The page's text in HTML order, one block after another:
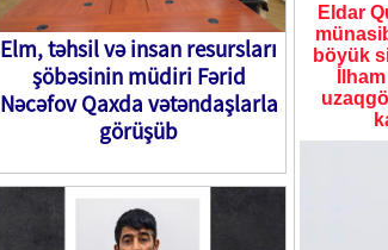
Elm, təhsil və insan resursları
şöbəsinin müdiri Fərid
Nəcəfov Qaxda vətəndaşlarla
görüşüb
Eldar
böyük